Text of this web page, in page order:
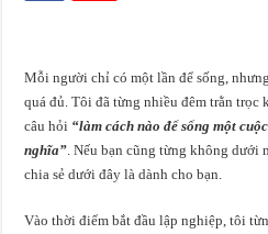
Mỗi người chỉ có một lần để sống,
quá đủ. Tôi đã từng nhiều đêm trằn trọc
câu hỏi “làm cách nào để sống một
nghĩa”. Nếu bạn cũng từng không
chia sẻ dưới đây là dành cho bạn.
Vào thời điểm bắt đầu lập nghiệp, tôi